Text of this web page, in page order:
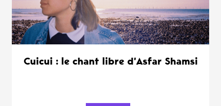
Cuicui : le chant libre d’Asfar Shamsi